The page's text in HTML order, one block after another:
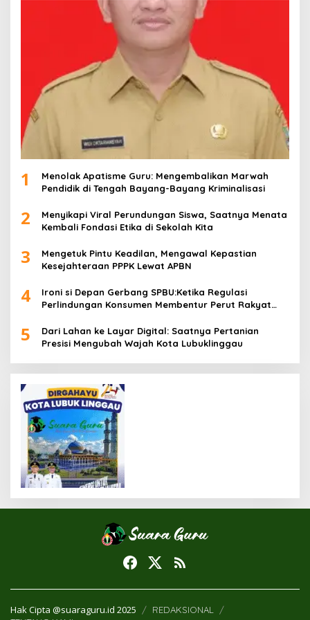
1
Menolak Apatisme Guru: Mengembalikan Marwah
Pendidik di Tengah Bayang-Bayang Kriminalisasi
2
Menyikapi Viral Perundungan Siswa, Saatnya Menata
Kembali Fondasi Etika di Sekolah Kita
3
Mengetuk Pintu Keadilan, Mengawal Kepastian
Kesejahteraan PPPK Lewat APBN
4
Ironi si Depan Gerbang SPBU:Ketika Regulasi
Perlindungan Konsumen Membentur Perut Rakyat
5
Dari Lahan ke Layar Digital: Saatnya Pertanian
Presisi Mengubah Wajah Kota Lubuklinggau
Hak Cipta @suaraguru.id 2025
REDAKSIONAL